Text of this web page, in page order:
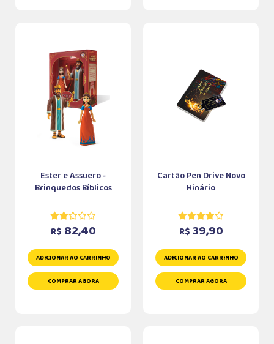
Ester e Assuero -
Brinquedos Bíblicos
R$ 82,40
ADICIONAR AO CARRINHO
COMPRAR AGORA
Cartão Pen Drive Novo
Hinário
R$ 39,90
ADICIONAR AO CARRINHO
COMPRAR AGORA